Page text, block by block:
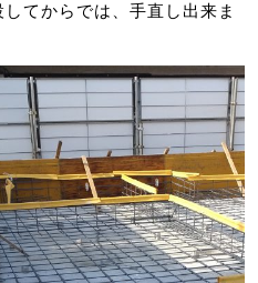
てからでは、手直し出来ま